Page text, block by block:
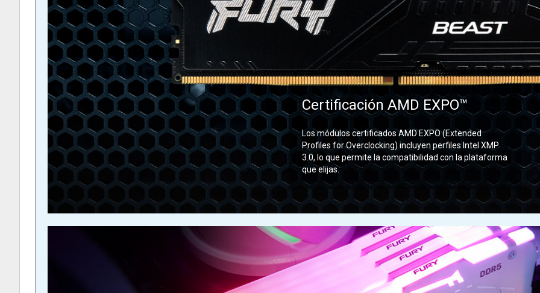
Certificación AMD EXPO™
Los módulos certificados AMD EXPO (Extended
Profiles for Overclocking) incluyen perfiles Intel XMP
3.0, lo que permite la compatibilidad con la plataforma
que elijas.